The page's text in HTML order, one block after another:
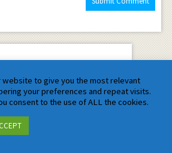
website to give you the most relevant
your preferences and repeat visits.
consent to the use of ALL the cookies.